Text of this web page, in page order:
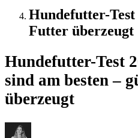
Hundefutter-Test
Futter überzeugt
Hundefutter-Test
sind am besten –
überzeugt